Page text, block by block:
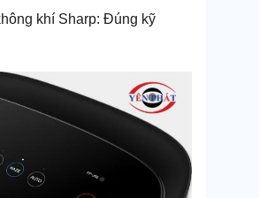
khí Sharp: Đúng kỹ